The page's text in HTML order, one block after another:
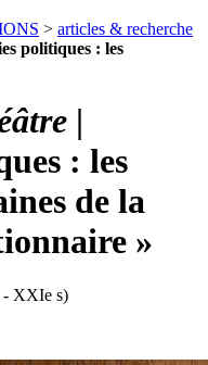
> articles & recherche
politiques : les
|
: les
de la
»
- XXIe s)